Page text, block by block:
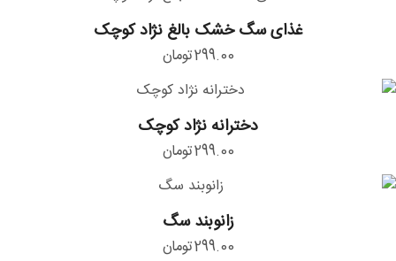
غذای
سگ
خشک
بالغ
نژاد
کوچک
غذای سگ خشک بالغ نژاد کوچک
299.00تومان
دخترانه
نژاد
کوچک
دخترانه نژاد کوچک
299.00تومان
زانوبند
سگ
زانوبند سگ
299.00تومان